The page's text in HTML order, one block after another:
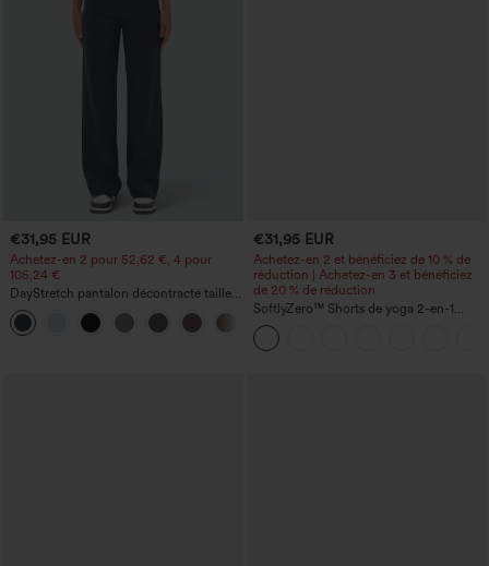
€31,95 EUR
Achetez-en 2 pour 52,62 €, 4 pour
105,24 €
DayStretch pantalon décontracté taille
haute avec poches et coupe droite
€31,95 EUR
Achetez-en 2 et bénéficiez de 10 % de
réduction | Achetez-en 3 et bénéficiez
de 20 % de réduction
SoftlyZero™ Shorts de yoga 2-en-1
InstantCool, super taille haute, aérés, 5''
avec poches — longueur allongée